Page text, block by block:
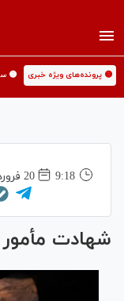
🟡 پرونده‌های ویژه خبری 🟡
9:18
20 فروردين 1405
شهادت مأمور